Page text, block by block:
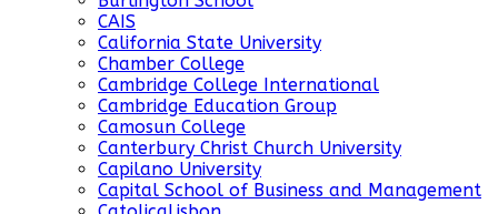
CAIS
California State University
Chamber College
Cambridge College International
Cambridge Education Group
Camosun College
Canterbury Christ Church University
Capilano University
Capital School of Business and Management